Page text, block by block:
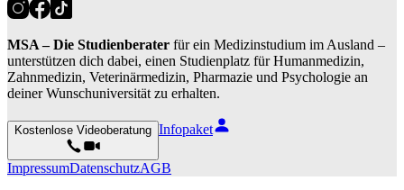
MSA – Die Studienberater für ein Medizinstudium im Ausland –
unterstützen dich dabei, einen Studienplatz für Humanmedizin,
Zahnmedizin, Veterinärmedizin, Pharmazie und Psychologie an
deiner Wunschuniversität zu erhalten.
Kostenlose Videoberatung Infopaket
ImpressumDatenschutzAGB